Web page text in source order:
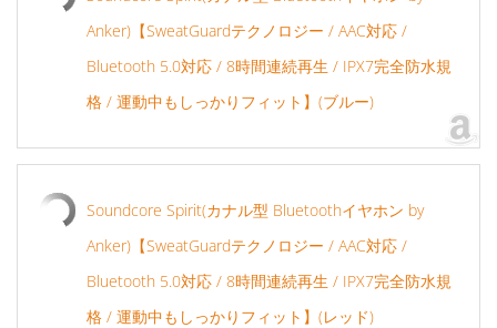
Anker)【SweatGuardテクノロジー / AAC対応 /
Bluetooth 5.0対応 / 8時間連続再生 / IPX7完全防水規
格 / 運動中もしっかりフィット】(ブルー)
Soundcore Spirit(カナル型 Bluetoothイヤホン by
Anker)【SweatGuardテクノロジー / AAC対応 /
Bluetooth 5.0対応 / 8時間連続再生 / IPX7完全防水規
格 / 運動中もしっかりフィット】(レッド)